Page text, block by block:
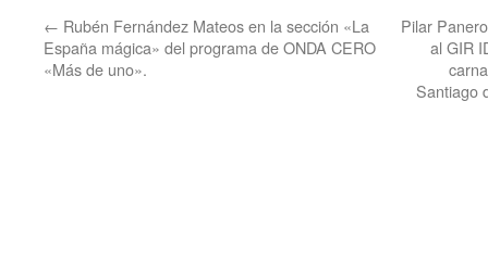
← Rubén Fernández Mateos en la sección «La
España mágica» del programa de ONDA CERO
«Más de uno».
Pilar
al GIR
Santiago